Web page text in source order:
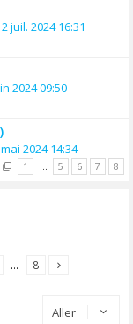
juil. 2024 16:31
2024 09:50
2024 14:34
1 … 5 6 7 8
… 8
Aller